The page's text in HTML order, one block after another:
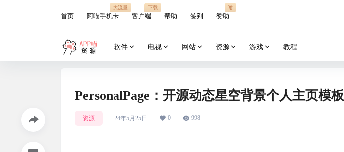
首页 阿喵手机卡
大流量
客户端
下载
帮助 签到 赞助
谢
软件 电视 网站 资源 游戏 教程
PersonalPage：开源动态星空背景个人主页模板
资源 24年5月25日 0 998